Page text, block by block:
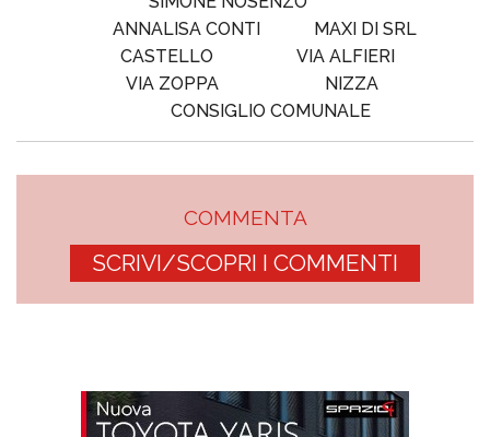
ANNALISA CONTI
MAXI DI SRL
CASTELLO
VIA ALFIERI
VIA ZOPPA
NIZZA
CONSIGLIO COMUNALE
COMMENTA
SCRIVI/SCOPRI I COMMENTI